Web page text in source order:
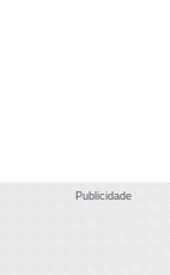
Publicidade